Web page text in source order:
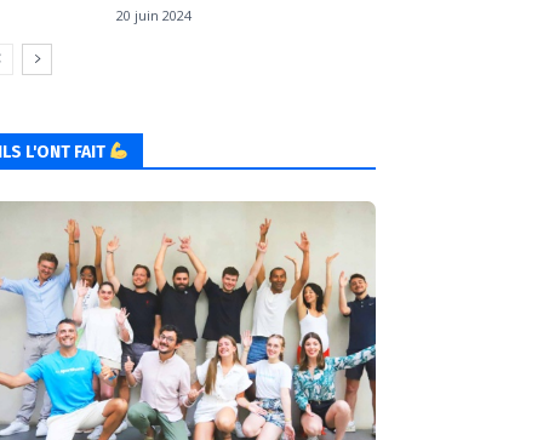
20 juin 2024
ILS L'ONT FAIT